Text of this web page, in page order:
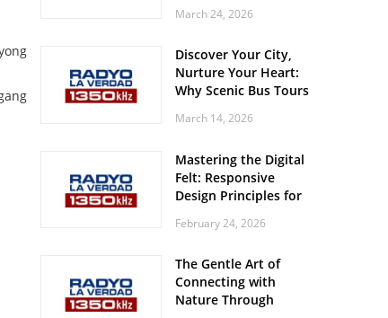
Steady and Smooth
March 24, 2026
Discover Your City,
Nurture Your Heart:
Why Scenic Bus Tours
Practice
March 14, 2026
Mastering the Digital
Felt: Responsive
Design Principles for
February 24, 2026
The Gentle Art of
Connecting with
Nature Through